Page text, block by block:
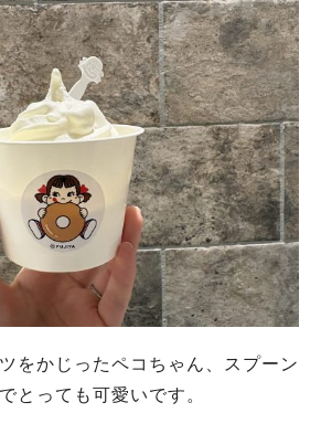
をかじったペコちゃん、スプーン
とっても可愛いです。